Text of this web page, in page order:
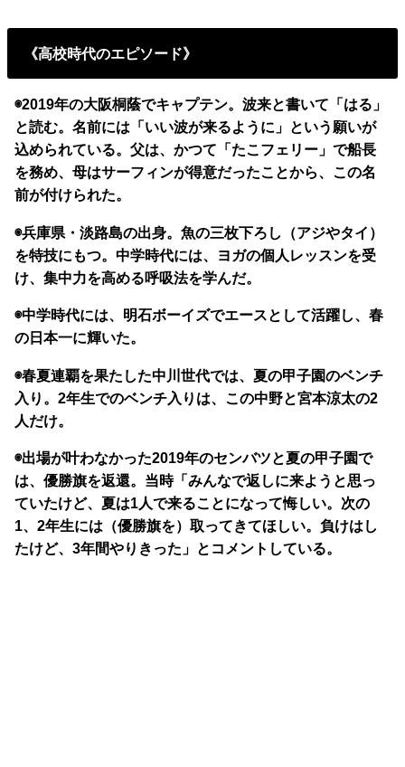
《高校時代のエピソード》
◉2019年の大阪桐蔭でキャプテン。波来と書いて「はる」
と読む。名前には「いい波が来るように」という願いが
込められている。父は、かつて「たこフェリー」で船長
を務め、母はサーフィンが得意だったことから、この名
前が付けられた。
◉兵庫県・淡路島の出身。魚の三枚下ろし（アジやタイ）
を特技にもつ。中学時代には、ヨガの個人レッスンを受
け、集中力を高める呼吸法を学んだ。
◉中学時代には、明石ボーイズでエースとして活躍し、春
の日本一に輝いた。
◉春夏連覇を果たした中川世代では、夏の甲子園のベンチ
入り。2年生でのベンチ入りは、この中野と宮本涼太の2
人だけ。
◉出場が叶わなかった2019年のセンバツと夏の甲子園で
は、優勝旗を返還。当時「みんなで返しに来ようと思っ
ていたけど、夏は1人で来ることになって悔しい。次の
1、2年生には（優勝旗を）取ってきてほしい。負けはし
たけど、3年間やりきった」とコメントしている。